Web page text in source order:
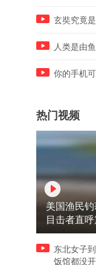
玄奘究竟
人类是由
你的手机
热门视频
美国渔民
目击者直
息）
东北女子
饭馆都没